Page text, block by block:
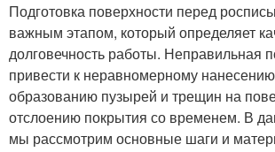
Подготовка поверхности перед
важным этапом, который определяет
долговечность работы. Неправильная
привести к неравномерному нанесению
образованию пузырей и трещин на
отслоению покрытия со временем. В
мы рассмотрим основные шаги и